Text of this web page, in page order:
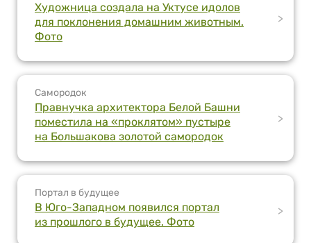
Художница создала на Уктусе идолов
для поклонения домашним животным.
Фото
>
Самородок
Правнучка архитектора Белой Башни
поместила на «проклятом» пустыре
на Большакова золотой самородок
>
Портал в будущее
В Юго-Западном появился портал
из прошлого в будущее. Фото
>